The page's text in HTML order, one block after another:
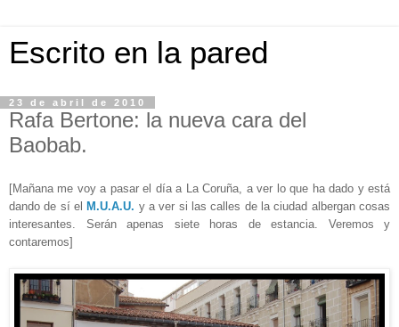
Escrito en la pared
23 de abril de 2010
Rafa Bertone: la nueva cara del
Baobab.
[Mañana me voy a pasar el día a La Coruña, a ver lo que ha dado y está
dando de sí el M.U.A.U. y a ver si las calles de la ciudad albergan cosas
interesantes. Serán apenas siete horas de estancia. Veremos y
contaremos]